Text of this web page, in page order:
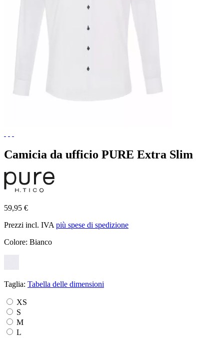
Camicia da ufficio PURE Extra Slim
59,95 €
Prezzi incl. IVA più spese di spedizione
Colore: Bianco
Taglia: Tabella delle dimensioni
XS
S
M
L